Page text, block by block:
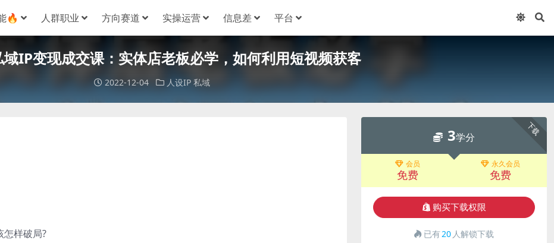
🔥 人群职业 方向赛道 实操运营 信息差 平台
域IP变现成交课：实体店老板必学，如何利用短视频获客
2022-12-04 人设IP 私域
怎样破局?
下载
3学分
会员
免费
永久会员
免费
购买下载权限
已有20 人解锁下载